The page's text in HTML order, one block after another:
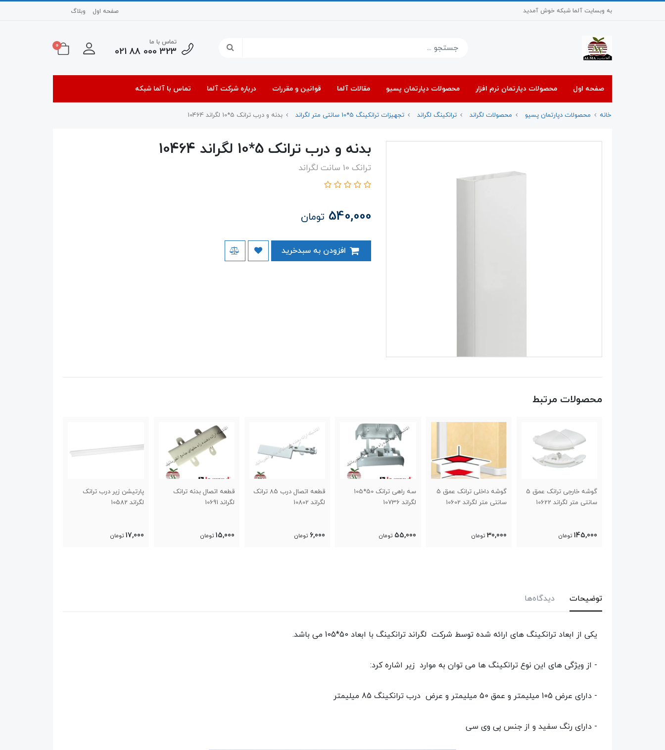
به وبسایت آلما شبکه خوش آمدید صفحه اول وبلاگ
تماس با ما
323 000 88 021
0
صفحه اول محصولات دپارتمان نرم افزار محصولات دپارتمان پسیو مقالات آلما قوانین و مقررات درباره شرکت آلما تماس با آلما شبکه
خانه محصولات دپارتمان پسیو محصولات لگراند ترانکینگ لگراند تجهیزات ترانکینگ 5*10 سانتی متر لگراند بدنه و درب ترانک 5*10 لگراند 10464
بدنه و درب ترانک 5*10 لگراند 10464
ترانک 10 سانت لگراند
540,000 تومان
محصولات مرتبط
گوشه داخلی ترانک عمق 5
سانتی متر لگراند 10602
30,000 تومان
سه راهی ترانک 50*105
لگراند 10736
55,000 تومان
قطعه اتصال درب 85 ترانک
لگراند 10802
6,000 تومان
قطعه اتصال بدنه ترانک
لگراند 10691
15,000 تومان
پارتیشن زیر درب ترانک
لگراند 10582
17,000 تومان
زاویه تخت ترانک 5*10
سانتی متر لگراند 10786
290,000 تومان
توضیحات دیدگاه‌ها
یکی از ابعاد ترانکینگ های ارائه شده توسط شرکت لگراند ترانکینگ با ابعاد 50*105 می باشد.
- از ویژگی های این نوع ترانکینگ ها می توان به موارد زیر اشاره کرد:
- دارای عرض 105 میلیمتر و عمق 50 میلیمتر و عرض درب ترانکینگ 85 میلیمتر
- دارای رنگ سفید و از جنس پی وی سی